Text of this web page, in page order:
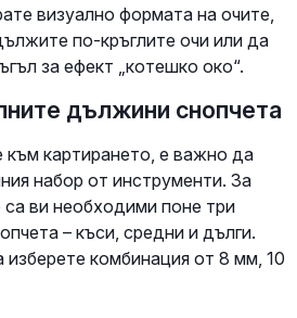
визуално формата на очите,
по-кръглите очи или да
за ефект „котешко око“.
дължини снопчета
картирането, е важно да
набор от инструменти. За
ви необходими поне три
– къси, средни и дълги.
комбинация от 8 мм, 10